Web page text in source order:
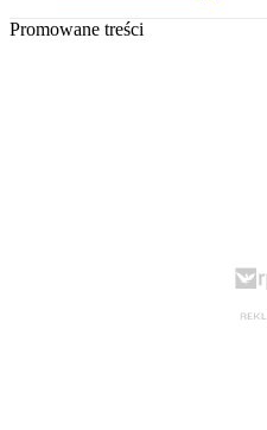
Promowane treści